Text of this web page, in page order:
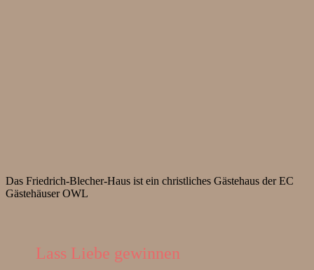
Das Friedrich-Blecher-Haus ist ein christliches Gästehaus der EC
Gästehäuser OWL
Lass Liebe gewinnen